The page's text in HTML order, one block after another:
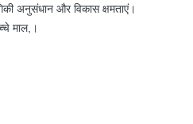
अनुसंधान और विकास क्षमताएं।
माल,।